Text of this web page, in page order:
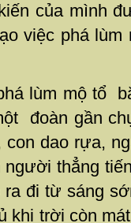
của mình
việc phá
lùm mộ tổ
đoàn gần
dao rựa,
thẳng
đi từ sáng
khi trời còn